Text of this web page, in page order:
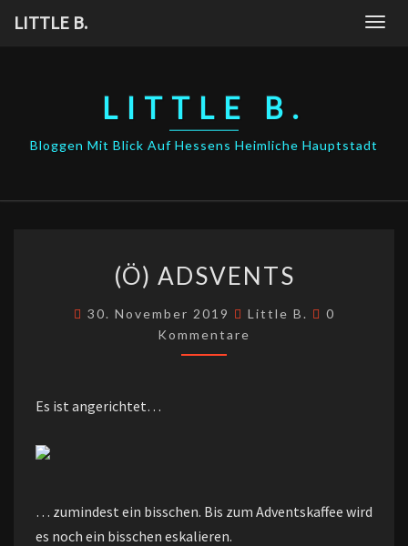
LITTLE B.
LITTLE B.
Bloggen Mit Blick Auf Hessens Heimliche Hauptstadt
ADSVENTS
(Ö) ADSVENTS
30. November 2019 Little B.
0
Kommentare
Es ist angerichtet…
… zumindest ein bisschen. Bis zum Adventskaffee wird
es noch ein bisschen eskalieren.